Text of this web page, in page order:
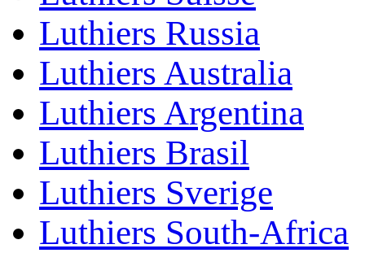
Luthiers Russia
Luthiers Australia
Luthiers Argentina
Luthiers Brasil
Luthiers Sverige
Luthiers South-Africa